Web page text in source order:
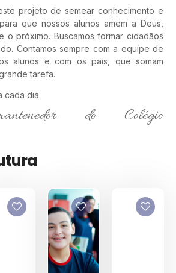
projeto de semear conhecimento e
que nossos alunos amem a Deus,
o próximo. Buscamos formar cidadãos
Contamos sempre com a equipe de
alunos e com os pais, que somam
tarefa.
cada dia.
do Colégio